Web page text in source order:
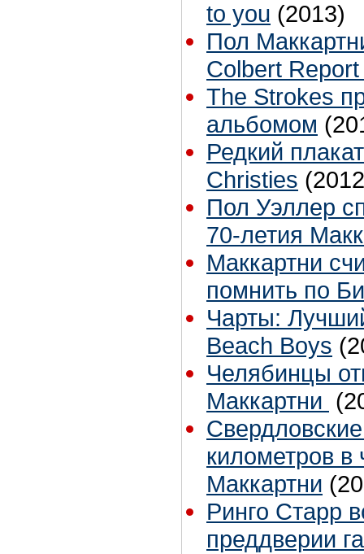
to you (2013)
Пол
Colbert
The Strokes
альбомом
Редкий
Christies
Пол Уэллер
70-летия
Маккартни
помнить по
Чарты:
Beach Boys
Челябинцы
Маккартни
километров
Маккартни
Ринго Старр
преддверии